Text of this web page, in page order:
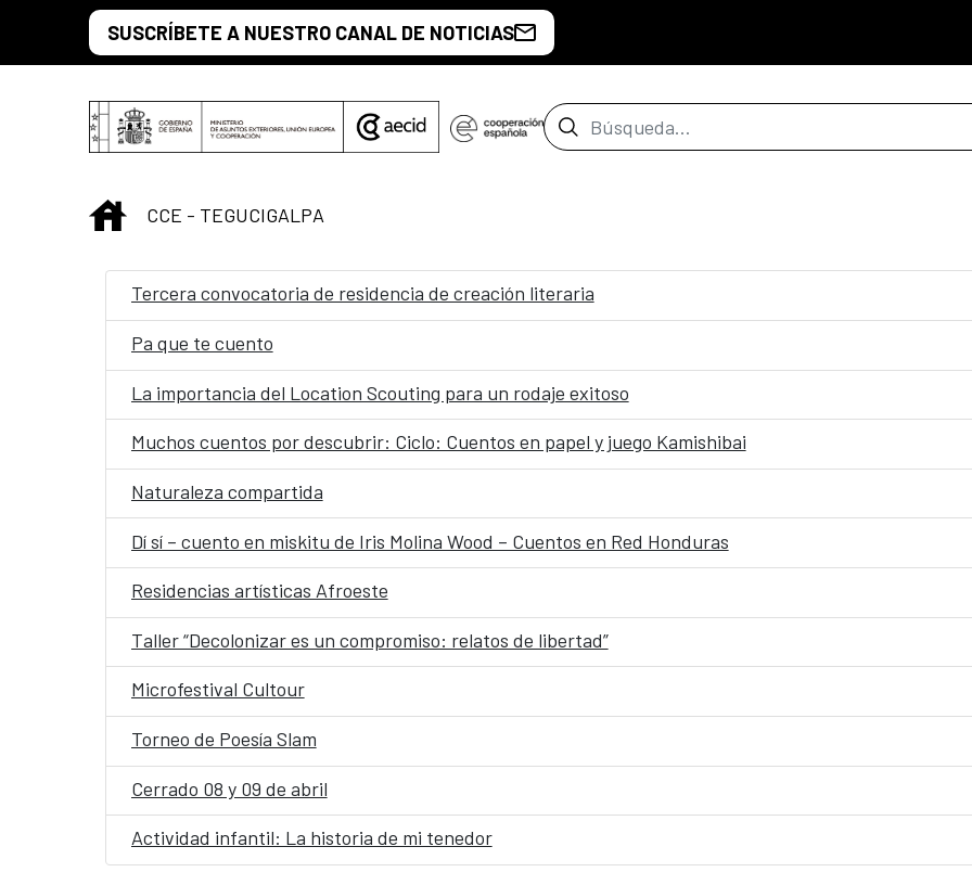
Saltar al contenido principal
SUSCRÍBETE A NUESTRO CANAL DE NOTICIAS
Barra de búsqueda
INICIO
CCE - TEGUCIGALPA
Tercera convocatoria de residencia de creación literaria
Pa que te cuento
La importancia del Location Scouting para un rodaje exitoso
Muchos cuentos por descubrir: Ciclo: Cuentos en papel y juego Kamishibai
Naturaleza compartida
Dí sí – cuento en miskitu de Iris Molina Wood – Cuentos en Red Honduras
Residencias artísticas Afroeste
Taller “Decolonizar es un compromiso: relatos de libertad”
Microfestival Cultour
Torneo de Poesía Slam
Cerrado 08 y 09 de abril
Actividad infantil: La historia de mi tenedor